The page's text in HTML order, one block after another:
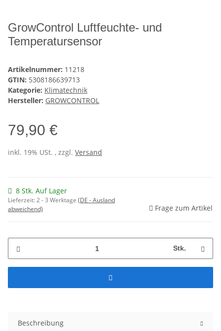
GrowControl Luftfeuchte- und
Temperatursensor
Artikelnummer: 11218
GTIN: 5308186639713
Kategorie: Klimatechnik
Hersteller: GROWCONTROL
79,90 €
inkl. 19% USt. , zzgl. Versand
8 Stk. Auf Lager
Lieferzeit:2 - 3 Werktage (DE - Ausland
abweichend)
Frage zum Artikel
Stk.
Beschreibung